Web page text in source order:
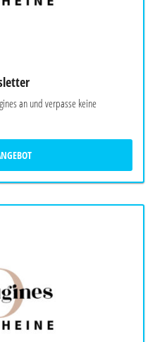
an und verpasse keine